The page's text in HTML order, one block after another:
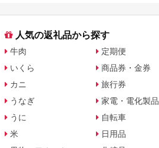
人気の返礼品から探す
牛肉
いくら
カニ
うなぎ
うに
米
定期便
商品券・金券
旅行券
家電・電化製品
自転車
日用品